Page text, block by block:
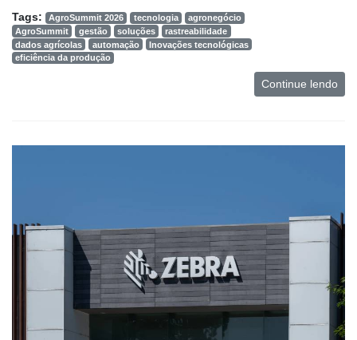
Tags: AgroSummit 2026 tecnologia
agronegócio
AgroSummit
gestão soluções
rastreabilidade
dados agrícolas
automação
Inovações tecnológicas
eficiência da produção
Continue lendo